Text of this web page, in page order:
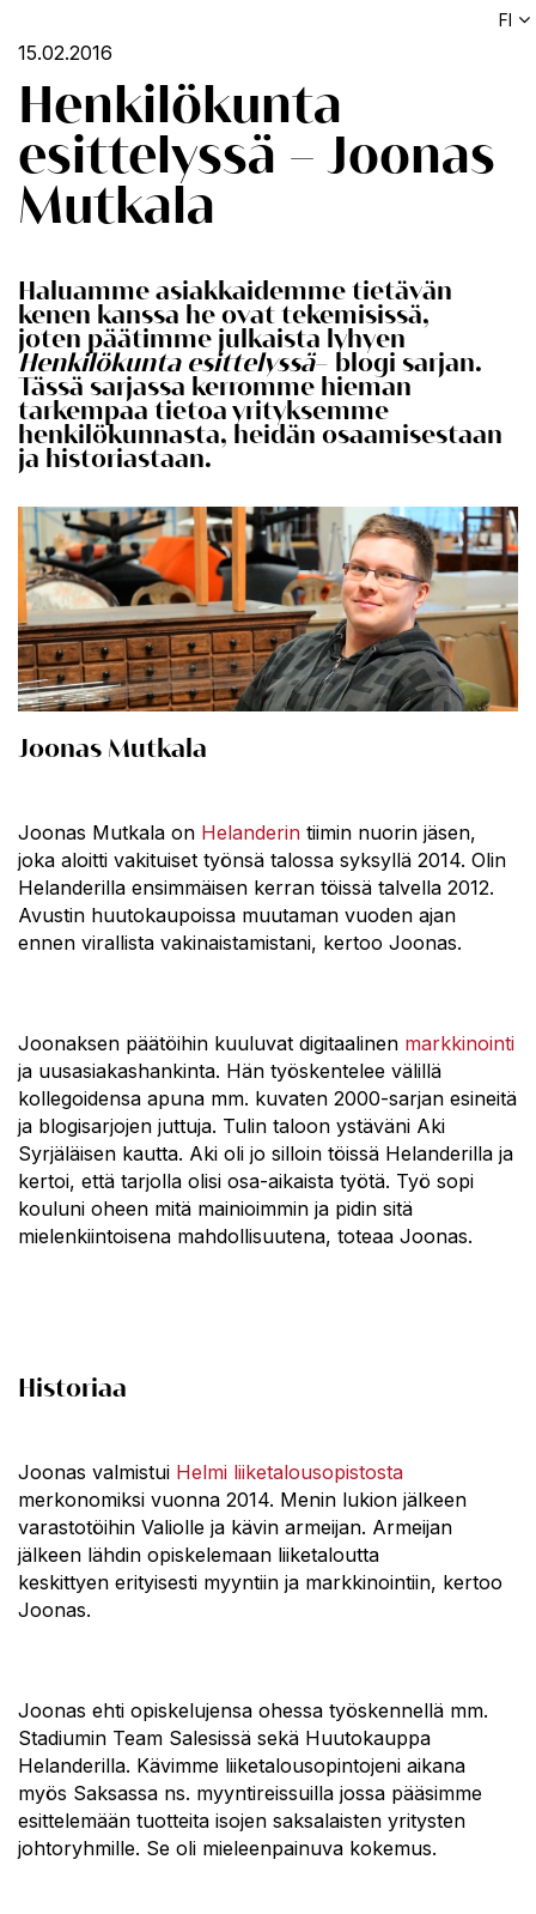
FI
15.02.2016
Henkilökunta
esittelyssä – Joonas
Mutkala
Haluamme asiakkaidemme tietävän
kenen kanssa he ovat tekemisissä,
joten päätimme julkaista lyhyen
Henkilökunta esittelyssä– blogi sarjan.
Tässä sarjassa kerromme hieman
tarkempaa tietoa yrityksemme
henkilökunnasta, heidän osaamisestaan
ja historiastaan.
Joonas Mutkala
Joonas Mutkala on Helanderin tiimin nuorin jäsen,
joka aloitti vakituiset työnsä talossa syksyllä 2014. Olin
Helanderilla ensimmäisen kerran töissä talvella 2012.
Avustin huutokaupoissa muutaman vuoden ajan
ennen virallista vakinaistamistani, kertoo Joonas.
Joonaksen päätöihin kuuluvat digitaalinen markkinointi
ja uusasiakashankinta. Hän työskentelee välillä
kollegoidensa apuna mm. kuvaten 2000-sarjan esineitä
ja blogisarjojen juttuja. Tulin taloon ystäväni Aki
Syrjäläisen kautta. Aki oli jo silloin töissä Helanderilla ja
kertoi, että tarjolla olisi osa-aikaista työtä. Työ sopi
kouluni oheen mitä mainioimmin ja pidin sitä
mielenkiintoisena mahdollisuutena, toteaa Joonas.
Historiaa
Joonas valmistui Helmi liiketalousopistosta
merkonomiksi vuonna 2014. Menin lukion jälkeen
varastotöihin Valiolle ja kävin armeijan. Armeijan
jälkeen lähdin opiskelemaan liiketaloutta
keskittyen erityisesti myyntiin ja markkinointiin, kertoo
Joonas.
Joonas ehti opiskelujensa ohessa työskennellä mm.
Stadiumin Team Salesissä sekä Huutokauppa
Helanderilla. Kävimme liiketalousopintojeni aikana
myös Saksassa ns. myyntireissuilla jossa pääsimme
esittelemään tuotteita isojen saksalaisten yritysten
johtoryhmille. Se oli mieleenpainuva kokemus.